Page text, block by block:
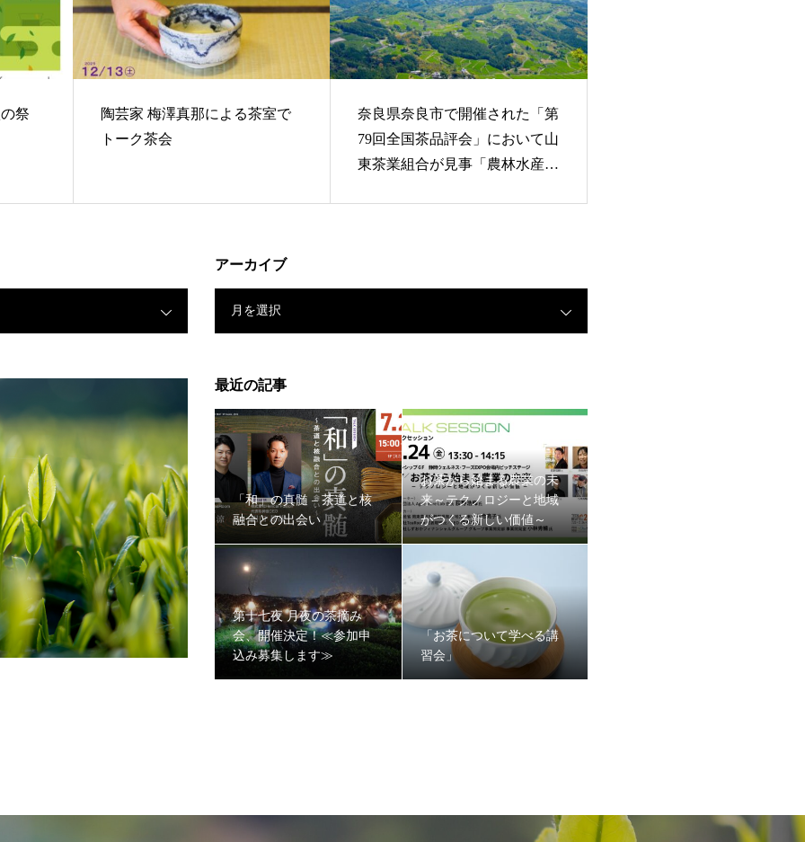
祭
陶芸家 梅澤真那による茶室で
トーク茶会
奈良県奈良市で開催された「第
79回全国茶品評会」において山
東茶業組合が見事「農林水産大
アーカイブ
月を選択
最近の記事
「和」の真髄 – 茶道と核
融合との出会い
お茶から始まる農業の未
来～テクノロジーと地域
がつくる新しい価値～
第十七夜 月夜の茶摘み
会、開催決定！≪参加申
込み募集します≫
「お茶について学べる講
習会」